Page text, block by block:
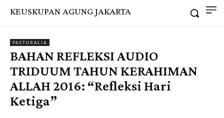
KEUSKUPAN AGUNG JAKARTA
PASTORALIA
BAHAN REFLEKSI AUDIO
TRIDUUM TAHUN KERAHIMAN
ALLAH 2016: “Refleksi Hari
Ketiga”